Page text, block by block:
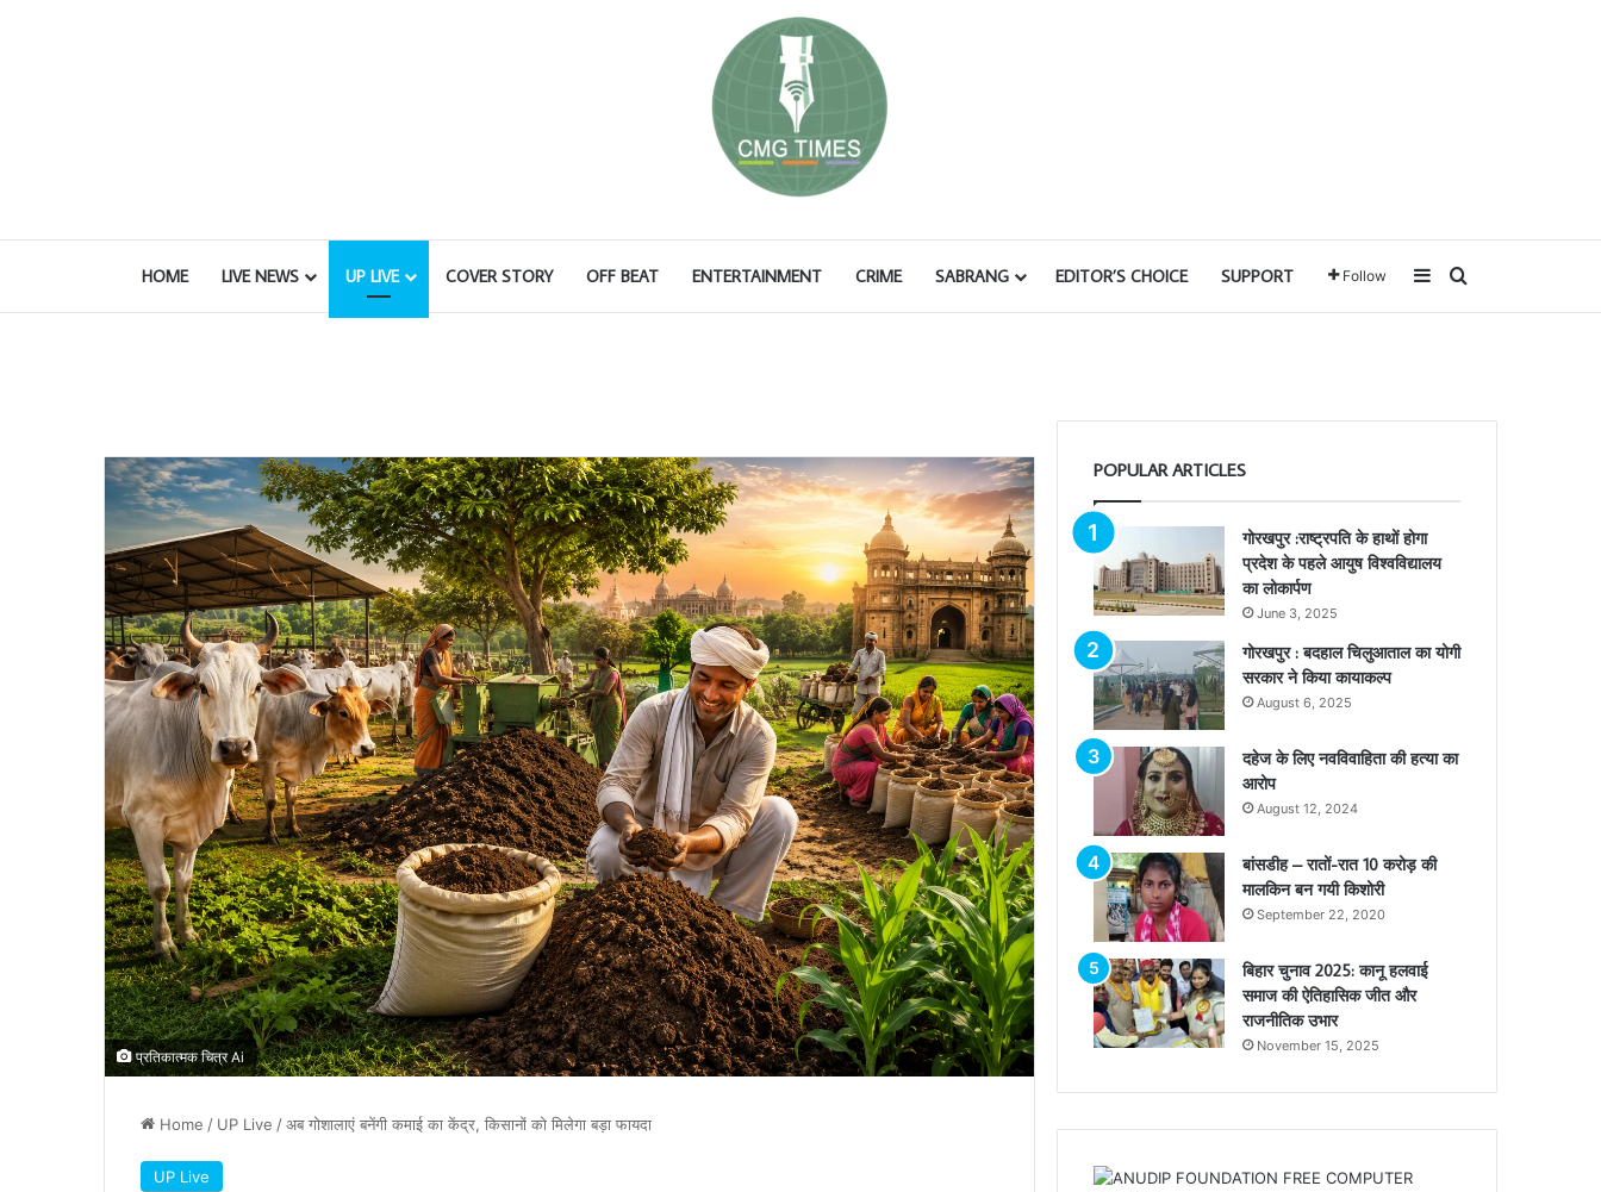
HOME LIVE NEWS UP LIVE COVER STORY OFF BEAT ENTERTAINMENT CRIME SABRANG EDITOR’S CHOICE SUPPORT Follow SidebarSearch for
प्रतिकात्मक चित्र Ai
Home / UP Live /अब गोशालाएं बनेंगी कमाई का केंद्र, किसानों को मिलेगा बड़ा फायदा
UP Live
POPULAR ARTICLES
गोरखपुर :राष्ट्रपति के हाथों होगा
प्रदेश के पहले आयुष विश्वविद्यालय
का लोकार्पण
June 3, 2025
गोरखपुर : बदहाल चिलुआताल का योगी
सरकार ने किया कायाकल्प
August 6, 2025
दहेज के लिए नवविवाहिता की हत्या का
आरोप
August 12, 2024
बांसडीह – रातों-रात 10 करोड़ की
मालकिन बन गयी किशोरी
September 22, 2020
बिहार चुनाव 2025: कानू हलवाई
समाज की ऐतिहासिक जीत और
राजनीतिक उभार
November 15, 2025